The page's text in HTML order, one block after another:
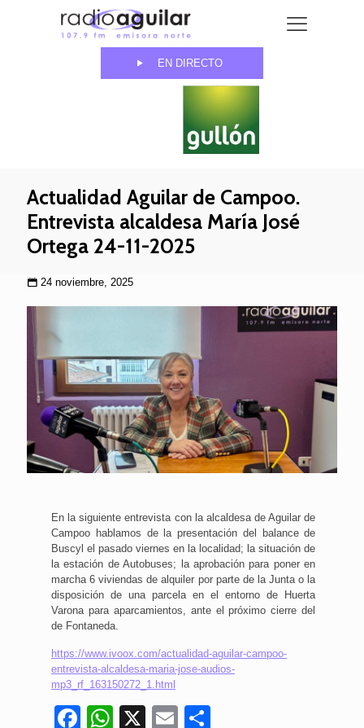
EN DIRECTO
Actualidad Aguilar de Campoo.
Entrevista alcaldesa María José
Ortega 24-11-2025
24 noviembre, 2025
En la siguiente entrevista con la alcaldesa de Aguilar de
Campoo hablamos de la presentación del balance de
Buscyl el pasado viernes en la localidad; la situación de
la estación de Autobuses; la aprobación para poner en
marcha 6 viviendas de alquiler por parte de la Junta o la
disposición de una parcela en el entorno de Huerta
Varona para aparcamientos, ante el próximo cierre del
de Fontaneda.
https://www.ivoox.com/actualidad-aguilar-campoo-
entrevista-alcaldesa-maria-jose-audios-
mp3_rf_163150272_1.html
Facebook
WhatsApp
X Email